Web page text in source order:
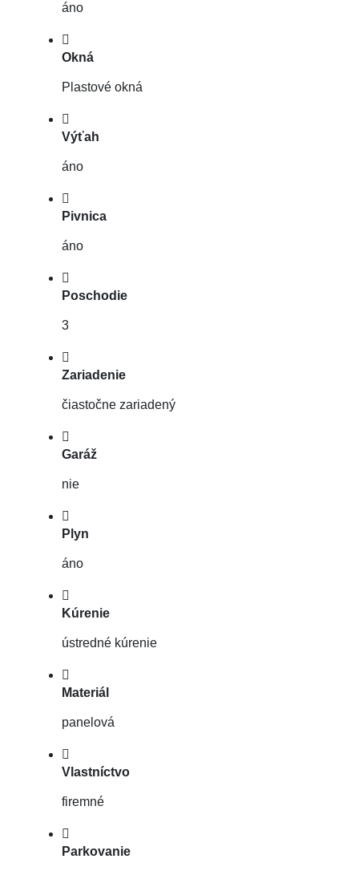
áno
Okná
Plastové okná
Výťah
áno
Pivnica
áno
Poschodie
3
Zariadenie
čiastočne zariadený
Garáž
nie
Plyn
áno
Kúrenie
ústredné kúrenie
Materiál
panelová
Vlastníctvo
firemné
Parkovanie